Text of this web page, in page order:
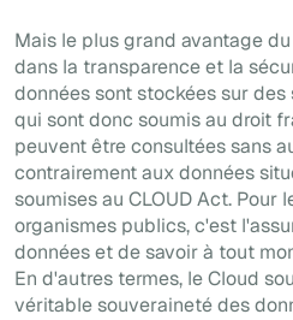
Mais le plus grand avantage
dans la transparence et la
données sont stockées sur
qui sont donc soumis au droit
peuvent être consultées sans
contrairement aux données
soumises au CLOUD Act. Pour
organismes publics, c'est
données et de savoir à tout
En d'autres termes, le Cloud
véritable souveraineté des